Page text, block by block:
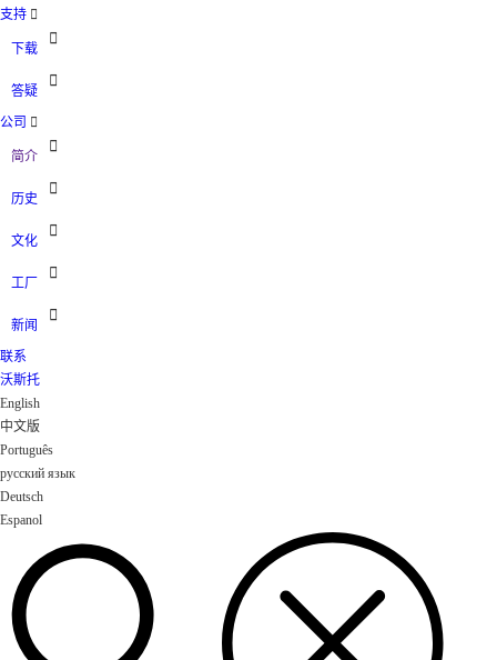
支持 
下载

答疑

公司 
简介

历史

文化

工厂

新闻

联系
沃斯托
English
中文版
Português
русский язык
Deutsch
Espanol